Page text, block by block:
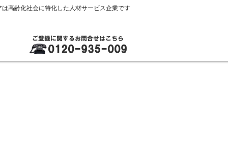
は高齢化社会に特化した人材サービス企業です